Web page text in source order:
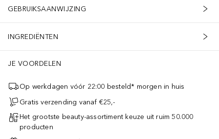
GEBRUIKSAANWIJZING
INGREDIËNTEN
JE VOORDELEN
Op werkdagen vóór 22:00 besteld* morgen in huis
Gratis verzending vanaf €25,-
Het grootste beauty-assortiment keuze uit ruim 50.000
producten